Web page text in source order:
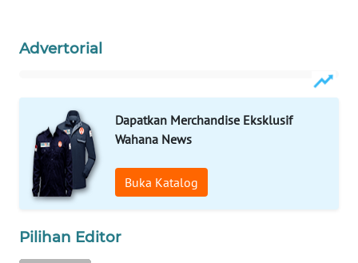
Advertorial
Dapatkan Merchandise Eksklusif
Wahana News
Buka Katalog
Pilihan Editor
ALPERKLINAS
TAMBANG
NEWS
SITUNGIR
NEWS
SIDIKALANG